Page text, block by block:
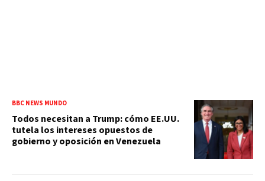
BBC NEWS MUNDO
Todos necesitan a Trump: cómo EE.UU.
tutela los intereses opuestos de
gobierno y oposición en Venezuela